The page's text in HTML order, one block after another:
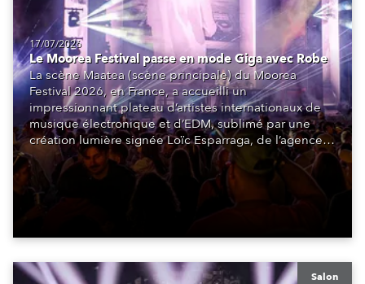
17/07/2026
Le Moorea Festival passe en mode Giga avec Robe
La scène Maatea (scène principale) du Moorea
Festival 2026, en France, a accueilli un
impressionnant plateau d’artistes internationaux de
musique électronique et d’EDM, sublimé par une
création lumière signée Loïc Esparraga, de l’agence
de design MIND. Au cœur de cette scénographie : 48
GigaPointe®.
Salon